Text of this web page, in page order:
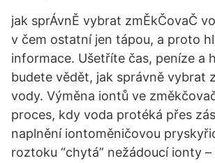
jak sprÁvnĚ vybrat zmĚkČovaČ
v čem ostatní jen tápou, a proto
informace. Ušetříte čas, peníze a
budete vědět, jak správně vybrat
vody. Výměna iontů ve
proces, kdy voda protéká přes
naplnění iontoměničovou
roztoku “chytá” nežádoucí ionty